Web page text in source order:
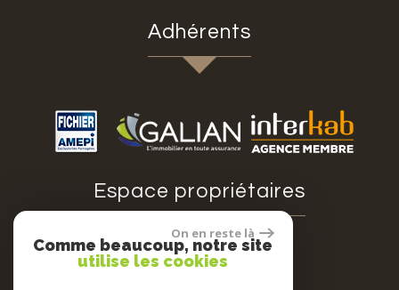
adhérents
espace propriétaires
On en reste là
Comme beaucoup, notre site
utilise les cookies